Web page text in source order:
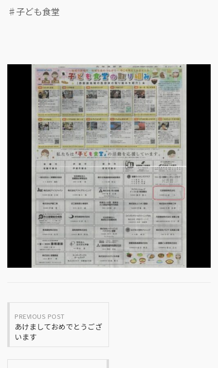
♯子ども食堂
Post
navigation
PREVIOUS POST
あけましておめでとうござ
います